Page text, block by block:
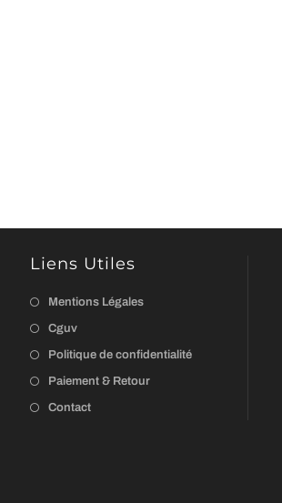
Liens Utiles
Mentions Légales
Cguv
Politique de confidentialité
Paiement & Retour
Contact